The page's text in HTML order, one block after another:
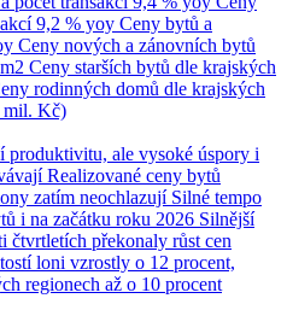
9,2 % yoy Ceny bytů a
Ceny nových a zánovních bytů
Ceny starších bytů dle krajských
rodinných domů dle krajských
mil. Kč)
produktivitu, ale vysoké úspory i
Realizované ceny bytů
zatím neochlazují Silné tempo
i na začátku roku 2026 Silnější
čtvrtletích překonaly růst cen
loni vzrostly o 12 procent,
regionech až o 10 procent